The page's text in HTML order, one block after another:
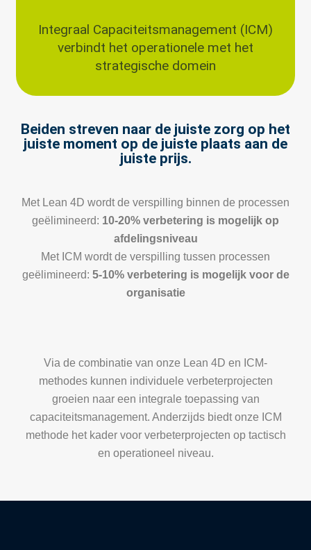
Integraal Capaciteitsmanagement (ICM)
verbindt het operationele met het
strategische domein
Beiden streven naar de juiste zorg op het
juiste moment op de juiste plaats aan de
juiste prijs.
Met Lean 4D wordt de verspilling binnen de processen
geëlimineerd: 10-20% verbetering is mogelijk op
afdelingsniveau
Met ICM wordt de verspilling tussen processen
geëlimineerd: 5-10% verbetering is mogelijk voor de
organisatie
Via de combinatie van onze Lean 4D en ICM-
methodes kunnen individuele verbeterprojecten
groeien naar een integrale toepassing van
capaciteitsmanagement. Anderzijds biedt onze ICM
methode het kader voor verbeterprojecten op tactisch
en operationeel niveau.